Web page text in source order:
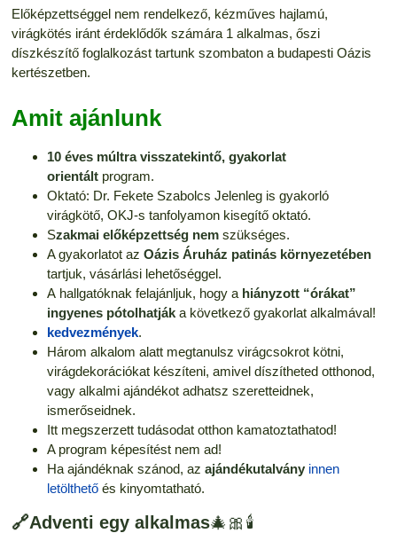
Előképzettséggel nem rendelkező, kézműves hajlamú,
virágkötés iránt érdeklődők számára 1 alkalmas, őszi
díszkészítő foglalkozást tartunk szombaton a budapesti Oázis
kertészetben.
Amit ajánlunk
10 éves múltra visszatekintő,gyakorlat
orientált program.
Oktató: Dr. Fekete Szabolcs Jelenleg is gyakorló
virágkötő, OKJ-s tanfolyamon kisegítő oktató.
Szakmai előképzettség nem szükséges.
A gyakorlatot azOázis Áruház patinás környezetében
tartjuk, vásárlási lehetőséggel.
A hallgatóknak felajánljuk, hogy a hiányzott “órákat”
ingyenes pótolhatják a következő gyakorlat alkalmával!
kedvezmények.
Három alkalom alatt megtanulsz virágcsokrot kötni,
virágdekorációkat készíteni, amivel díszítheted otthonod,
vagy alkalmi ajándékot adhatsz szeretteidnek,
ismerőseidnek.
Itt megszerzett tudásodat otthon kamatoztathatod!
A program képesítést nem ad!
Ha ajándéknak szánod, azajándékutalvány innen
letölthető és kinyomtatható.
🔗Adventi egy alkalmas🎄🎀🕯️